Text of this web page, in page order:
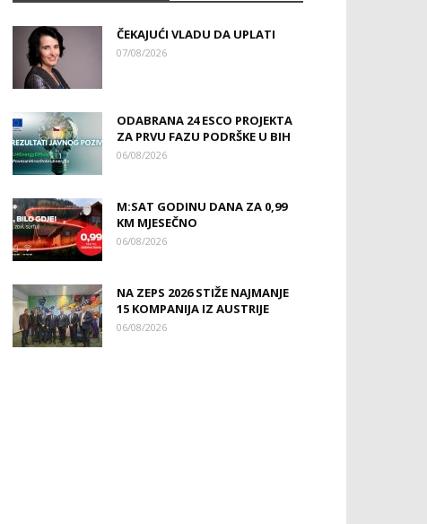
ČEKAJUĆI VLADU DA UPLATI
07/08/2026
ODABRANA 24 ESCO PROJEKTA
ZA PRVU FAZU PODRŠKE U BIH
06/08/2026
M:SAT GODINU DANA ZA 0,99
KM MJESEČNO
06/08/2026
NA ZEPS 2026 STIŽE NAJMANJE
15 KOMPANIJA IZ AUSTRIJE
06/08/2026